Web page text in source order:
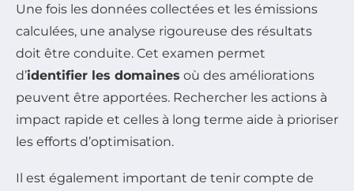
Une fois les données collectées et les émissions
calculées, une analyse rigoureuse des résultats
doit être conduite. Cet examen permet
d’identifier les domaines où des améliorations
peuvent être apportées. Rechercher les actions à
impact rapide et celles à long terme aide à prioriser
les efforts d’optimisation.
Il est également important de tenir compte de